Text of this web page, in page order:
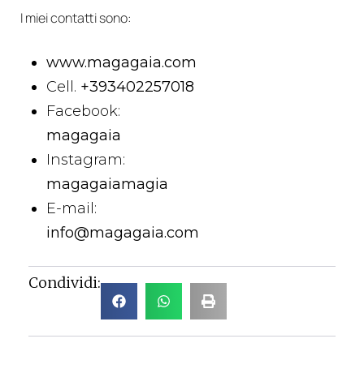
I miei contatti sono:
www.magagaia.com
Cell. +393402257018
Facebook:
magagaia
Instagram:
magagaiamagia
E-mail:
info@magagaia.com
Condividi: